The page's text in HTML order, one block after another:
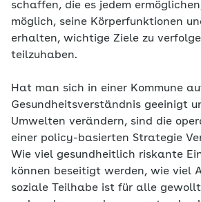
schaffen, die es jedem
möglich, seine Körperfunktionen
erhalten, wichtige Ziele zu
teilzuhaben.
Hat man sich in einer Kommune
Gesundheitsverständnis geeinigt
Umwelten verändern, sind die
einer policy-basierten Strategie
Wie viel gesundheitlich riskante
können beseitigt werden, wie viel
soziale Teilhabe ist für alle